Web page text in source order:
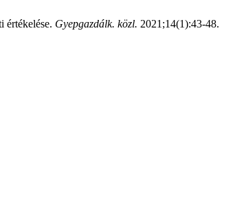
értékelése. Gyepgazdálk. közl. 2021;14(1):43-48.